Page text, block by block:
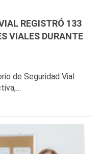
REGISTRÓ 133
VIALES DURANTE
de Seguridad Vial